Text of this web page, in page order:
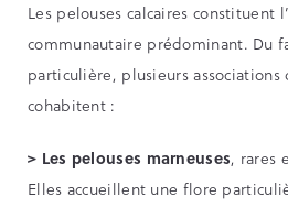
Les pelouses calcaires constituent
communautaire prédominant. Du
particulière, plusieurs associations
cohabitent :
> Les pelouses marneuses, rares
Elles accueillent une flore